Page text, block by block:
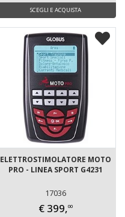
SCEGLI E ACQUISTA
ELETTROSTIMOLATORE MOTO
PRO - LINEA SPORT G4231
17036
€ 399,00